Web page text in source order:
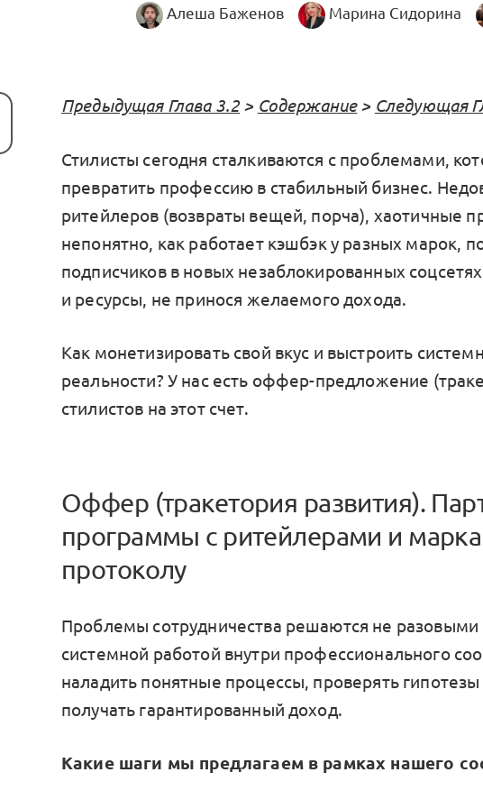
Алеша Баженов Марина Сидорина
Предыдущая Глава 3.2> Содержание> Следующая
Стилисты сегодня сталкиваются с проблемами,
превратить профессию в стабильный бизнес.
ритейлеров (возвраты вещей, порча), хаотичные
непонятно, как работает кэшбэк у разных марок,
подписчиков в новых незаблокированных
и ресурсы, не принося желаемого дохода.
Как монетизировать свой вкус и выстроить
реальности? У нас есть оффер-предложение
стилистов на этот счет.
Оффер (тракетория развития).
программы с ритейлерами и
протоколу
Проблемы сотрудничества решаются не разовыми
системной работой внутри профессионального
наладить понятные процессы, проверять
получать гарантированный доход.
Какие шаги мы предлагаем в рамках нашего